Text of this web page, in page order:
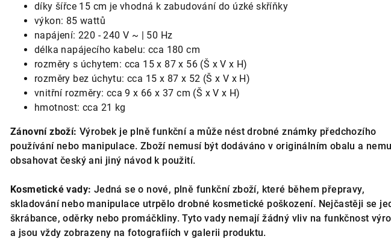
díky šířce 15 cm je vhodná k zabudování do úzké skříňky
výkon: 85 wattů
napájení: 220 - 240 V ~ | 50 Hz
délka napájecího kabelu: cca 180 cm
rozměry s úchytem: cca 15 x 87 x 56 (Š x V x H)
rozměry bez úchytu: cca 15 x 87 x 52 (Š x V x H)
vnitřní rozměry: cca 9 x 66 x 37 cm (Š x V x H)
hmotnost: cca 21 kg
Zánovní zboží: Výrobek je plně funkční a může nést drobné známky předchozího
používání nebo manipulace. Zboží nemusí být dodáváno v originálním obalu a
obsahovat český ani jiný návod k použití.
Kosmetické vady: Jedná se o nové, plně funkční zboží, které během přepravy,
skladování nebo manipulace utrpělo drobné kosmetické poškození. Nejčastěji se
škrábance, oděrky nebo promáčkliny. Tyto vady nemají žádný vliv na funkčnost
a jsou vždy zobrazeny na fotografiích v galerii produktu.